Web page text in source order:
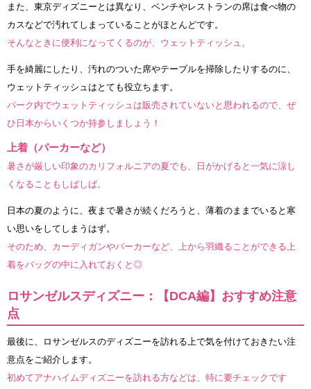
また、東京ディズニーとは異なり、ベンチやレストランの席は食べ物の
カスなどで汚れてしまっていることがほとんどです。
そんなときに便利になってくるのが、ウェットティッシュ。
手を綺麗にしたり、汚れのついた席やテーブルを掃除したりするのに、
ウェットティッシュはとても役立ちます。
パーク内でウェットティッシュは販売されていないと思われるので、ぜ
ひ日本からいくつか持参しましょう！
上着（パーカーなど）
暑さが厳しい印象のカリフォルニアの夏でも、日がかげると一気に涼し
くなることもしばしば。
日本の夏のように、夜まで暑さが続くだろうと、薄着のままでいると寒
い思いをしてしまうはず。
そのため、カーディガンやパーカーなど、上から羽織ることができる上
着をバッグの中に入れておくと◎
ロサンゼルスディズニー：【DCA編】おすすめ注意
点
最後に、ロサンゼルスのディズニーを訪れる上で気を付けておきたい注
意点をご紹介します。
初めてアナハイムディズニーを訪れる方などは、特に要チェックです